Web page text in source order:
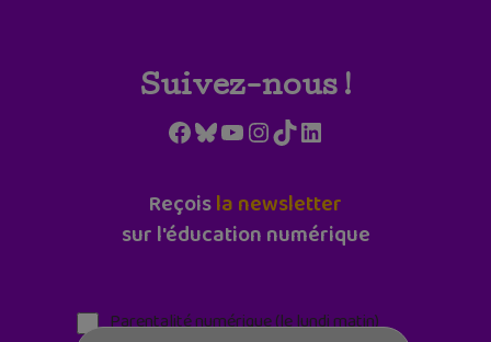
Suivez-nous !
Facebook
Bluesky
YouTube
Instagram
TikTokLinkedIn
Reçoisla newsletter
sur l'éducation numérique
Parentalité numérique (le lundi matin)